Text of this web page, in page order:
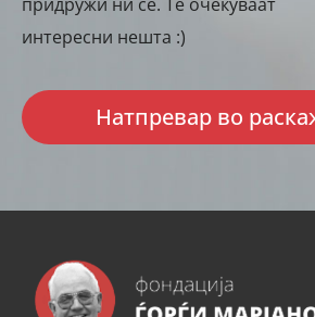
интересни нешта :)
Натпревар во